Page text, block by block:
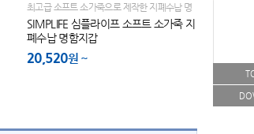
최고급 소프트 소가죽으로 제작한 지폐수납 명
함지갑
SIMPLIFE 심플라이프 소프트 소가죽 지
폐수납 명함지갑
20,520원